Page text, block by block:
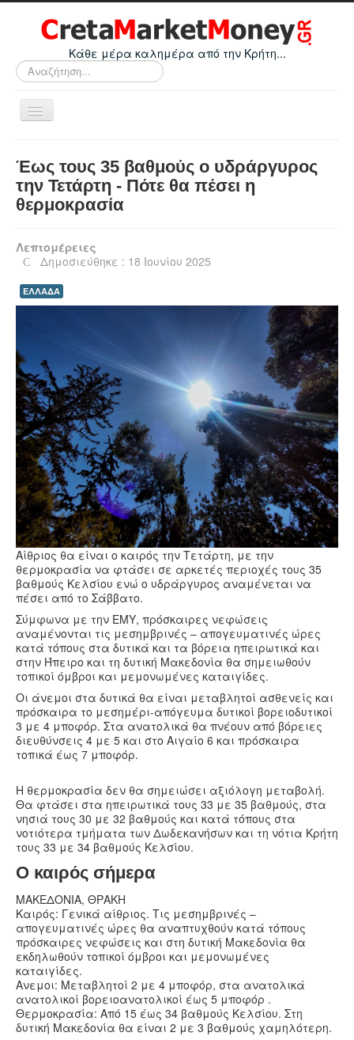
Κάθε μέρα καλημέρα από την Κρήτη...
Αναζήτηση...
Εναλλαγή
πλοήγησης
Οικονομικά
Κρήτη
Ε.Ε.
Κόσμος
Υγεία
Πολιτισμός
Αθλητικά
Βίντεο
Συνταγές
Έως τους 35 βαθμούς ο υδράργυρος
την Τετάρτη - Πότε θα πέσει η
θερμοκρασία
Λεπτομέρειες
Δημοσιεύθηκε : 18 Ιουνίου 2025
ΕΛΛΑΔΑ
Αίθριος θα είναι ο καιρός την Τετάρτη, με την
θερμοκρασία να φτάσει σε αρκετές περιοχές τους 35
βαθμούς Κελσίου ενώ ο υδράργυρος αναμένεται να
πέσει από το Σάββατο.
Σύμφωνα με την ΕΜΥ, πρόσκαιρες νεφώσεις
αναμένονται τις μεσημβρινές – απογευματινές ώρες
κατά τόπους στα δυτικά και τα βόρεια ηπειρωτικά και
στην Ήπειρο και τη δυτική Μακεδονία θα σημειωθούν
τοπικοί όμβροι και μεμονωμένες καταιγίδες.
Οι άνεμοι στα δυτικά θα είναι μεταβλητοί ασθενείς και
πρόσκαιρα το μεσημέρι-απόγευμα δυτικοί βορειοδυτικοί
3 με 4 μποφόρ. Στα ανατολικά θα πνέουν από βόρειες
διευθύνσεις 4 με 5 και στο Αιγαίο 6 και πρόσκαιρα
τοπικά έως 7 μποφόρ.
Η θερμοκρασία δεν θα σημειώσει αξιόλογη μεταβολή.
Θα φτάσει στα ηπειρωτικά τους 33 με 35 βαθμούς, στα
νησιά τους 30 με 32 βαθμούς και κατά τόπους στα
νοτιότερα τμήματα των Δωδεκανήσων και τη νότια Κρήτη
τους 33 με 34 βαθμούς Κελσίου.
Ο καιρός σήμερα
ΜΑΚΕΔΟΝΙΑ, ΘΡΑΚΗ
Καιρός: Γενικά αίθριος. Τις μεσημβρινές –
απογευματινές ώρες θα αναπτυχθούν κατά τόπους
πρόσκαιρες νεφώσεις και στη δυτική Μακεδονία θα
εκδηλωθούν τοπικοί όμβροι και μεμονωμένες
καταιγίδες.
Ανεμοι: Μεταβλητοί 2 με 4 μποφόρ, στα ανατολικά
ανατολικοί βορειοανατολικοί έως 5 μποφόρ .
Θερμοκρασία: Από 15 έως 34 βαθμούς Κελσίου. Στη
δυτική Μακεδονία θα είναι 2 με 3 βαθμούς χαμηλότερη.